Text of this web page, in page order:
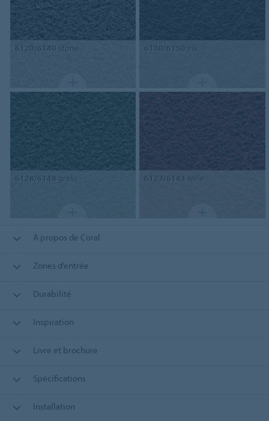
6120/6140 stone 6130/6150 ink
6128/6148 grass 6123/6143 wine
À propos de Coral
Zones d’entrée
Durabilité
Inspiration
Livre et brochure
Spécifications
Installation